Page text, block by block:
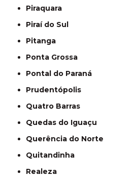
Piraquara
Piraí do Sul
Pitanga
Ponta Grossa
Pontal do Paraná
Prudentópolis
Quatro Barras
Quedas do Iguaçu
Querência do Norte
Quitandinha
Realeza